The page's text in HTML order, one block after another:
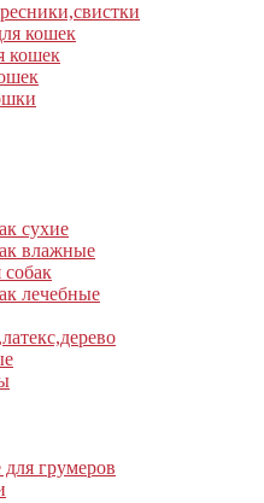
кошек
кошек
сухие
влажные
собак
лечебные
грумеров